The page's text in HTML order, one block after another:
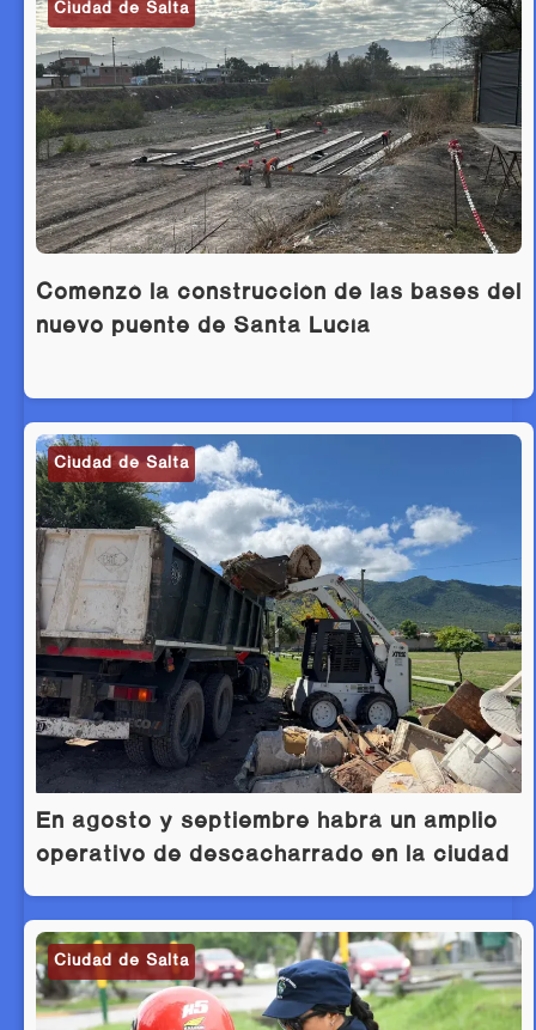
Ciudad de Salta
Comenzó la construcción de las bases del
nuevo puente de Santa Lucía
Ciudad de Salta
En agosto y septiembre habrá un amplio
operativo de descacharrado en la ciudad
Ciudad de Salta